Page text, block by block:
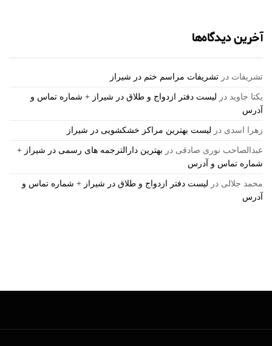
آخرین دیدگاه‌ها
تشریفات در تشریفات مراسم ختم در شیراز
یکتا جاوید در لیست دفتر ازدواج و طلاق در شیراز + شماره تماس و
آدرس
زهرا اسدی در لیست بهترین مراکز خشکشویی در شیراز
عبدالصاحب نوری صادقی در بهترین دارالترجمه های رسمی در شیراز +
شماره تماس و آدرس
محمد جلالی در لیست دفتر ازدواج و طلاق در شیراز + شماره تماس و
آدرس